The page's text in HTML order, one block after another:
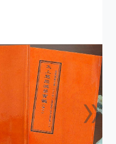
»下一